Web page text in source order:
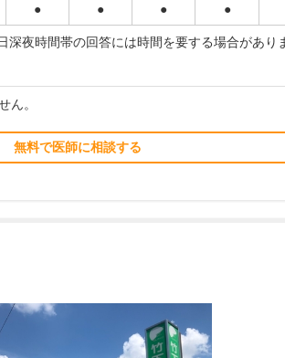
● ● ● ●
夜時間帯の回答には時間を要する場合があり
ん。
無料で医師に相談する